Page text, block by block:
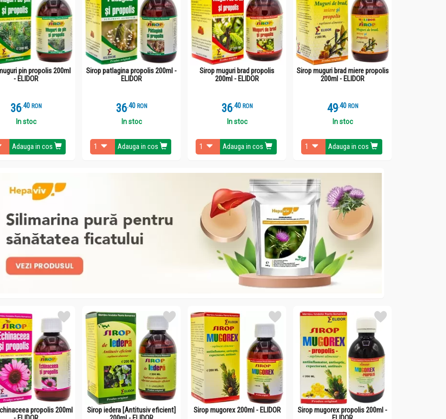
pin propolis 200ml
- ELIDOR
36.4 RON
In stoc
Adauga in cos
Sirop patlagina propolis 200ml -
ELIDOR
36.4 RON
In stoc
Adauga in cos
Sirop muguri brad propolis
200ml - ELIDOR
36.4 RON
In stoc
Adauga in cos
Sirop muguri brad miere propolis
200ml - ELIDOR
49.4 RON
In stoc
Adauga in cos
propolis 200ml
Sirop iedera [Antitusiv eficient]
Sirop mugorex 200ml - ELIDOR
Sirop mugorex propolis 200ml -